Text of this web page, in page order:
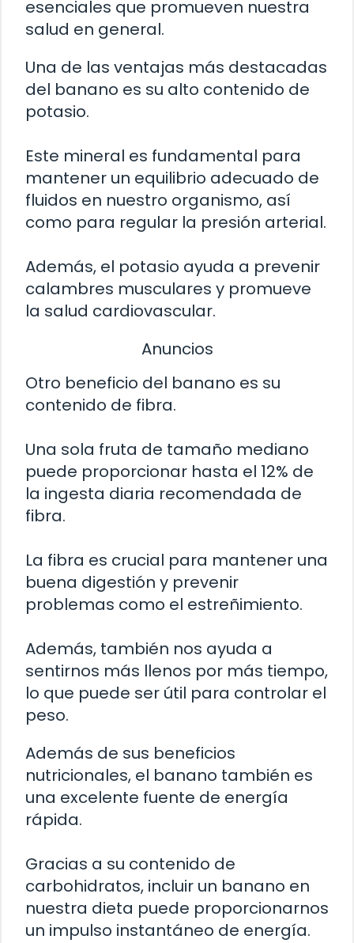
esenciales que promueven nuestra
salud en general.
Una de las ventajas más destacadas
del banano es su alto contenido de
potasio.
Este mineral es fundamental para
mantener un equilibrio adecuado de
fluidos en nuestro organismo, así
como para regular la presión arterial.
Además, el potasio ayuda a prevenir
calambres musculares y promueve
la salud cardiovascular.
Anuncios
Otro beneficio del banano es su
contenido de fibra.
Una sola fruta de tamaño mediano
puede proporcionar hasta el 12% de
la ingesta diaria recomendada de
fibra.
La fibra es crucial para mantener una
buena digestión y prevenir
problemas como el estreñimiento.
Además, también nos ayuda a
sentirnos más llenos por más tiempo,
lo que puede ser útil para controlar el
peso.
Además de sus beneficios
nutricionales, el banano también es
una excelente fuente de energía
rápida.
Gracias a su contenido de
carbohidratos, incluir un banano en
nuestra dieta puede proporcionarnos
un impulso instantáneo de energía.